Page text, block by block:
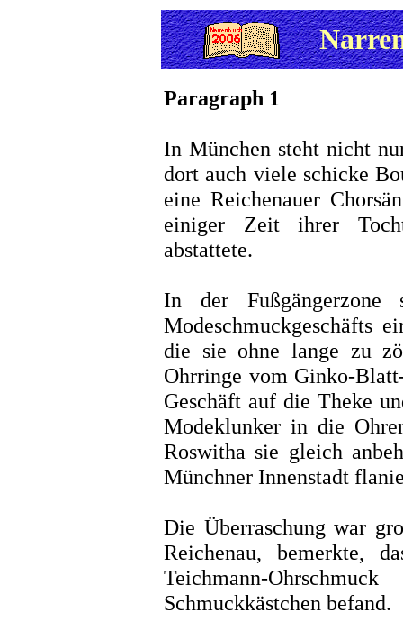
Paragraph 1
In München steht nicht
dort auch viele schicke
eine Reichenauer
einiger Zeit ihrer
abstattete.
In der
Modeschmuckgeschäfts
die sie ohne lange zu
Ohrringe vom Ginko-
Geschäft auf die Theke
Modeklunker in die
Roswitha sie gleich
Münchner Innenstadt
Die Überraschung war
Reichenau, bemerkte,
Teichmann-
Schmuckkästchen befand.